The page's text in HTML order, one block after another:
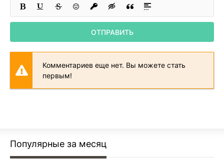
ОТПРАВИТЬ
Комментариев еще нет. Вы можете стать
первым!
Популярные за месяц